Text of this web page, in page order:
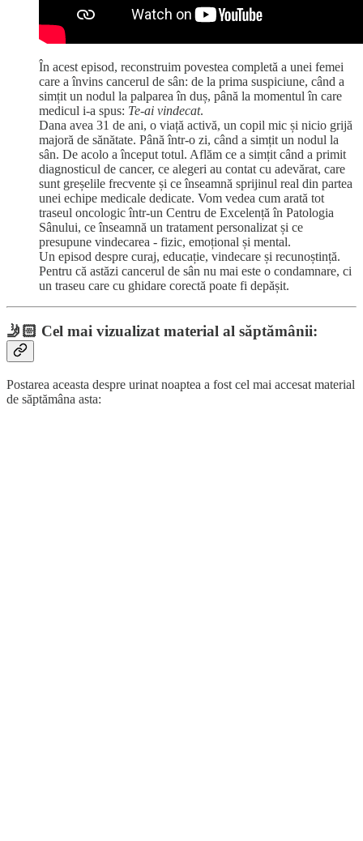
În acest episod, reconstruim povestea completă a unei femei
care a învins cancerul de sân: de la prima suspiciune, când a
simțit un nodul la palparea în duș, până la momentul în care
medicul i-a spus: Te-ai vindecat.
Dana avea 31 de ani, o viață activă, un copil mic și nicio grijă
majoră de sănătate. Până într-o zi, când a simțit un nodul la
sân. De acolo a început totul. Aflăm ce a simțit când a primit
diagnosticul de cancer, ce alegeri au contat cu adevărat, care
sunt greșelile frecvente și ce înseamnă sprijinul real din partea
unei echipe medicale dedicate. Vom vedea cum arată tot
traseul oncologic într-un Centru de Excelență în Patologia
Sânului, ce înseamnă un tratament personalizat și ce
presupune vindecarea - fizic, emoțional și mental.
Un episod despre curaj, educație, vindecare și recunoștință.
Pentru că astăzi cancerul de sân nu mai este o condamnare, ci
un traseu care cu ghidare corectă poate fi depășit.
🤳🏻 Cel mai vizualizat material al săptămânii:
Postarea aceasta despre urinat noaptea a fost cel mai accesat material
de săptămâna asta: